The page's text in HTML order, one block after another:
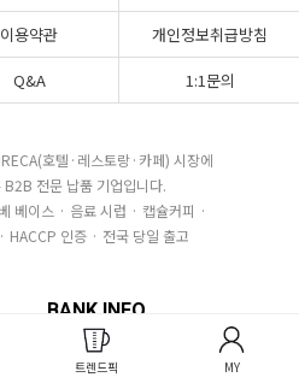
이용약관
개인정보취급방침
Q&A 1:1문의
호텔·레스토랑·카페) 시장에
전문 납품 기업입니다.
베이스 · 음료 시럽 · 캡슐커피 ·
HACCP 인증 · 전국 당일 출고
BANK INFO
우리은행 1005-101-615272
예금주 : (주)흥국에프엔비
트렌드픽 MY